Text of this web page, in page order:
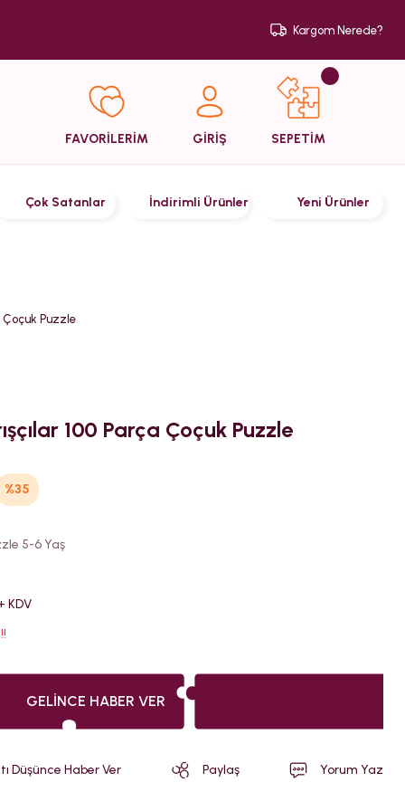
Kargom Nerede?
FAVORİLERİM GİRİŞ SEPETİM
Çok Satanlar İndirimli Ürünler Yeni Ürünler
Çoçuk Puzzle
100 Parça Çoçuk Puzzle
%35
5-6 Yaş
KDV
GELINCE HABER VER
Düşünce Haber Ver Paylaş Yorum Yaz